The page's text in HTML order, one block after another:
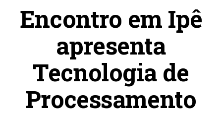
Encontro em Ipê
apresenta
Tecnologia de
Processamento